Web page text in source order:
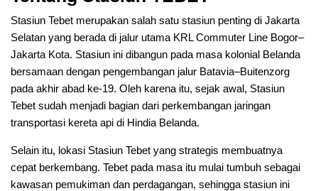
Stasiun Tebet merupakan salah satu stasiun penting di Jakarta
Selatan yang berada di jalur utama KRL Commuter Line Bogor–
Jakarta Kota. Stasiun ini dibangun pada masa kolonial Belanda
bersamaan dengan pengembangan jalur Batavia–Buitenzorg
pada akhir abad ke-19. Oleh karena itu, sejak awal, Stasiun
Tebet sudah menjadi bagian dari perkembangan jaringan
transportasi kereta api di Hindia Belanda.
Selain itu, lokasi Stasiun Tebet yang strategis membuatnya
cepat berkembang. Tebet pada masa itu mulai tumbuh sebagai
kawasan pemukiman dan perdagangan, sehingga stasiun ini